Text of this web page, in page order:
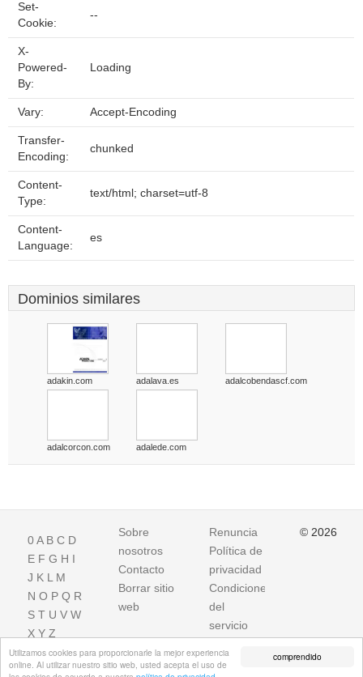
comprendido
Utilizamos cookies para proporcionarle la mejor experiencia
online. Al utilizar nuestro sitio web, usted acepta el uso de
Set-
Cookie:
--
X-
Powered-
By:
Loading
Vary: Accept-Encoding
Transfer-
Encoding:
chunked
Content-
Type:
text/html; charset=utf-8
Content-
Language:
es
Dominios similares
adakin.com adalava.es adalcobendascf.com
adalcorcon.com adalede.com
0A B C D
E F G H I
J K L M
N O P Q R
S T U V W
X Y Z
Sobre
nosotros
Contacto
Borrar sitio
web
Renuncia
Política de
privacidad
Condiciones
del
servicio
© 2026